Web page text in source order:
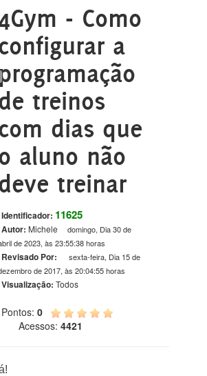
- Como
a
treinos
dias que
aluno não
treinar
Identificador: 11625
Autor: Michele
domingo, Dia 30 de
de 2023, às 23:55:38 horas
Revisado Por:
sexta-feira, Dia 15 de
de 2017, às 20:04:55 horas
Visualização:Todos
Pontos: 0
Acessos: 4421